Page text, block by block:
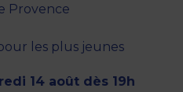
Provence
les plus jeunes
14 août dès 19h